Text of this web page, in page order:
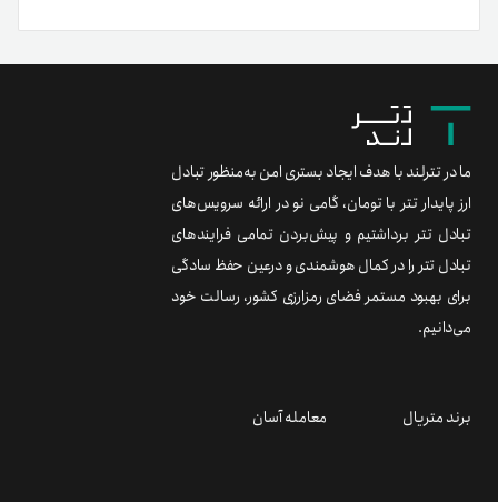
ما در تترلند با هدف ایجاد بستری امن به‌منظور تبادل
ارز پایدار تتر با تومان، گامی نو در ارائه سرویس‌های
تبادل تتر برداشتیم و پیش‌بردن تمامی فرایندهای
تبادل تتر را در کمال هوشمندی و درعین حفظ سادگی
برای بهبود مستمر فضای رمزارزی کشور، رسالت خود
می‌دانیم.
برند متریال معامله آسان